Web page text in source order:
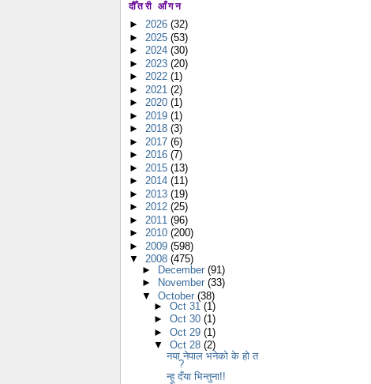
दौँतरी आँगन
► 2026 (32)
► 2025 (53)
► 2024 (30)
► 2023 (20)
► 2022 (1)
► 2021 (2)
► 2020 (1)
► 2019 (1)
► 2018 (3)
► 2017 (6)
► 2016 (7)
► 2015 (13)
► 2014 (11)
► 2013 (19)
► 2012 (25)
► 2011 (96)
► 2010 (200)
► 2009 (598)
▼ 2008 (475)
► December (91)
►
November (33)
▼ October (38)
►Oct 31(1)
►Oct 30(1)
►Oct 29(1)
▼Oct 28(2)
नया नेपाल भनेको के हो त
?
न्हू दँया भिन्तुना!!